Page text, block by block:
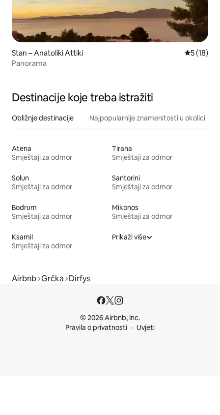
Stan – Anatoliki Attiki Prosječna
5 (18)
Panorama
Destinacije koje treba istražiti
Obližnje destinacije Najpopularnije znamenitosti u okolici
Atena
Smještaji za odmor
Tirana
Smještaji za odmor
Solun
Smještaji za odmor
Santorini
Smještaji za odmor
Bodrum
Smještaji za odmor
Mikonos
Smještaji za odmor
Ksamil
Smještaji za odmor
Prikaži više
Airbnb Grčka Dirfys
© 2026 Airbnb, Inc.
Pravila o privatnosti
Uvjeti